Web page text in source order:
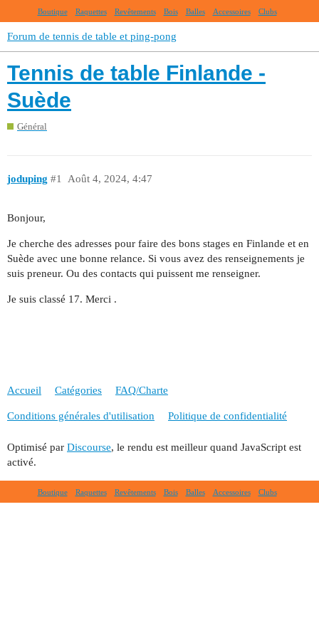
Boutique Raquettes Revêtements Bois Balles Accessoires Clubs
Forum de tennis de table et ping-pong
Tennis de table Finlande -
Suède
Général
joduping Août 4, 2024, 4:47
#1
Bonjour,
Je cherche des adresses pour faire des bons stages en Finlande et en
Suède avec une bonne relance. Si vous avez des renseignements je
suis preneur. Ou des contacts qui puissent me renseigner.
Je suis classé 17. Merci .
Accueil Catégories FAQ/Charte
Conditions générales d'utilisation Politique de confidentialité
Optimisé par Discourse, le rendu est meilleur quand JavaScript est
activé.
Boutique Raquettes Revêtements Bois Balles Accessoires Clubs